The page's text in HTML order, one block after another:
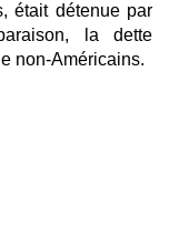
était détenue par
la dette
non-Américains.